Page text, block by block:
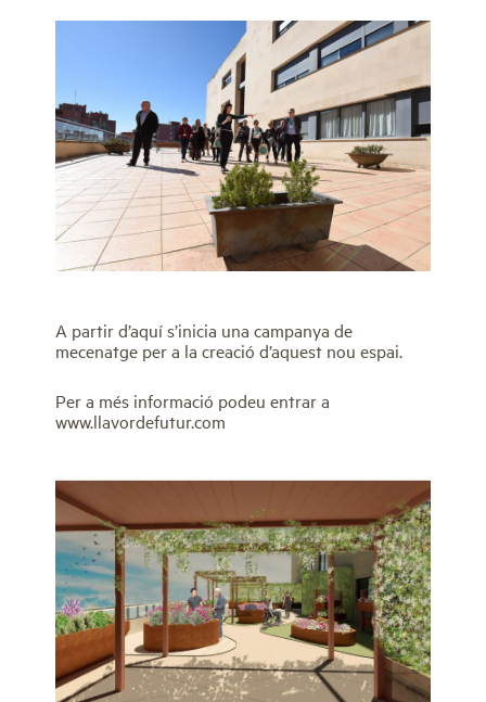
A partir d’aquí s’inicia una campanya de
mecenatge per a la creació d’aquest nou espai.
Per a més informació podeu entrar a
www.llavordefutur.com